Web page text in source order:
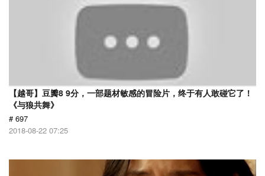
【越哥】豆瓣8 9分，一部题材敏感的冒险片，终于有人敢碰它了！
《与狼共舞》
# 697
2018-08-22 07:25